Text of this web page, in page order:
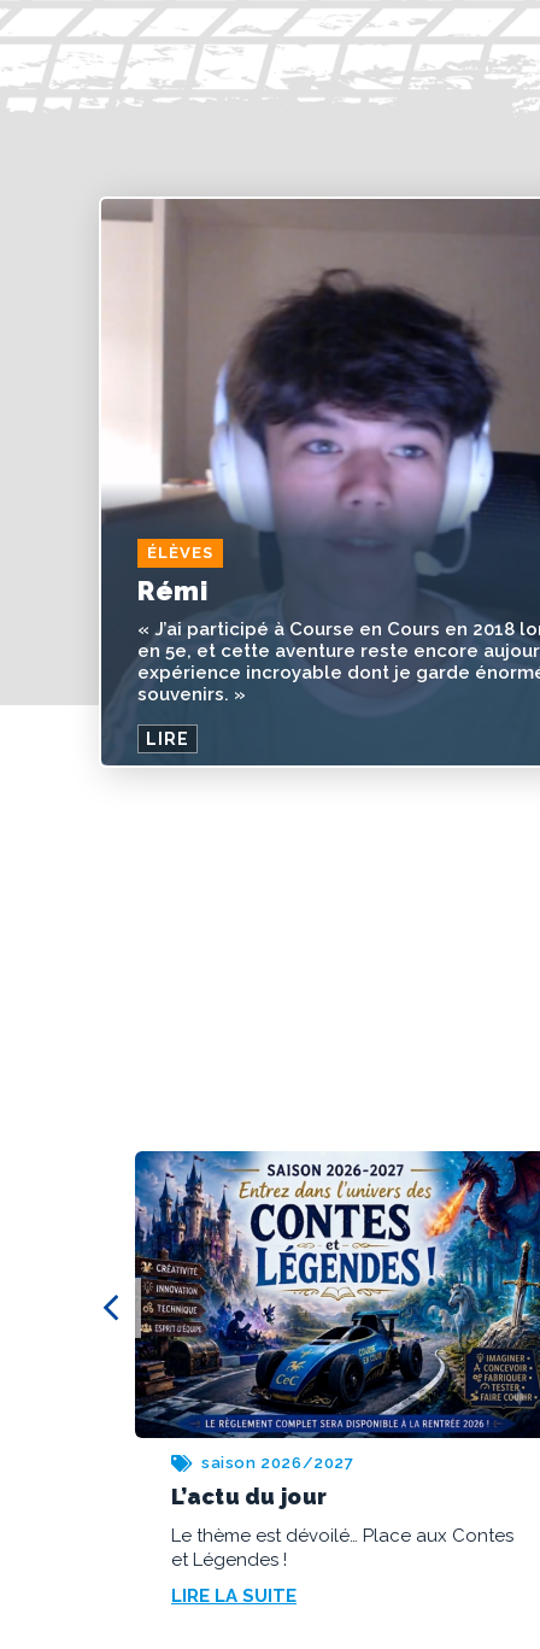
ÉLÈVES
Rémi
« J’ai participé à Course en Cours en 2018
en 5e, et cette aventure reste encore
expérience incroyable dont je garde
souvenirs. »
LIRE
saison 2025/2026
Finale Nationale 2026
Finale Nationale 2026 : revivez l'émotion
de Course en Cours en vidéo !
LIRE LA SUITE